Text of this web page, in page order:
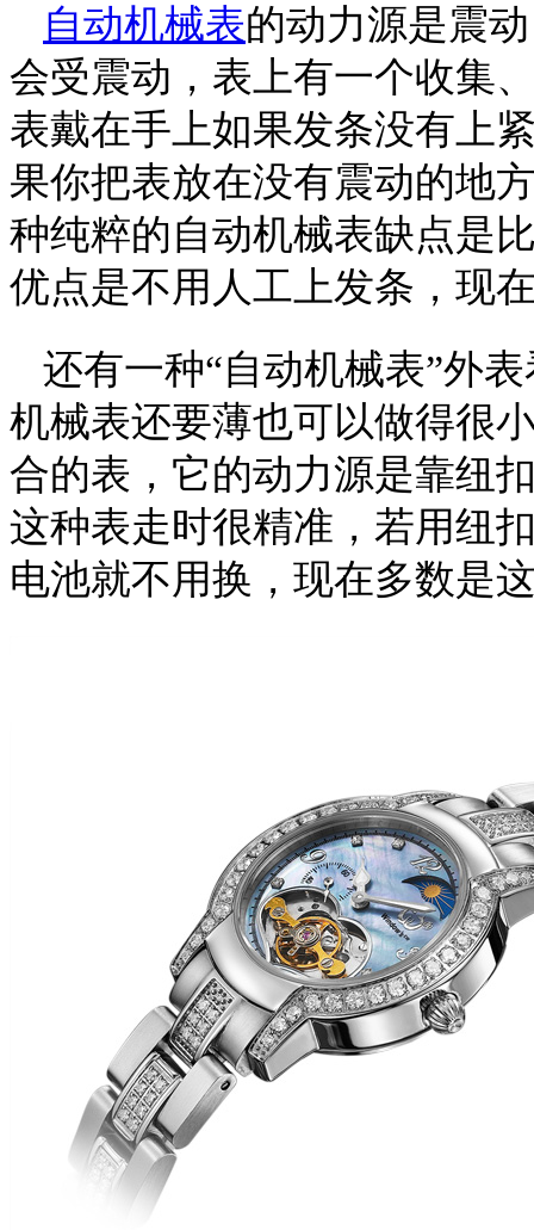
自动机械表的动力源是震
会受震动，表上有一个收集
表戴在手上如果发条没有上
果你把表放在没有震动的地
种纯粹的自动机械表缺点是
优点是不用人工上发条，现
还有一种“自动机械表”外
机械表还要薄也可以做得很
合的表，它的动力源是靠纽
这种表走时很精准，若用纽
电池就不用换，现在多数是